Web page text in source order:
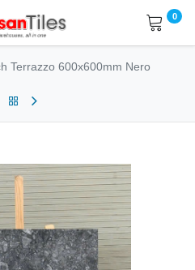
0
Terrazzo 600x600mm Nero